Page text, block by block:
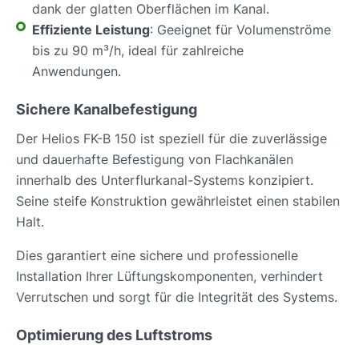
dank der glatten Oberflächen im Kanal.
Effiziente Leistung: Geeignet für Volumenströme
bis zu 90 m³/h, ideal für zahlreiche
Anwendungen.
Sichere Kanalbefestigung
Der Helios FK-B 150 ist speziell für die zuverlässige
und dauerhafte Befestigung von Flachkanälen
innerhalb des Unterflurkanal-Systems konzipiert.
Seine steife Konstruktion gewährleistet einen stabilen
Halt.
Dies garantiert eine sichere und professionelle
Installation Ihrer Lüftungskomponenten, verhindert
Verrutschen und sorgt für die Integrität des Systems.
Optimierung des Luftstroms